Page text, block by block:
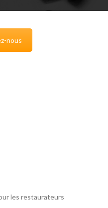
nous
les restaurateurs